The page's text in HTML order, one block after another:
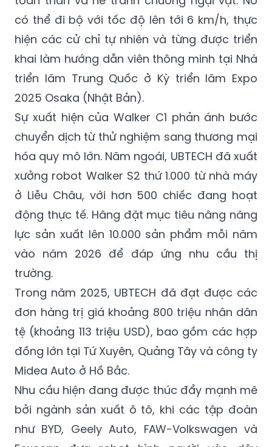
hiện các cử chỉ tự nhiên và từng được triển
khai làm hướng dẫn viên thông minh tại Nhà
triển lãm Trung Quốc ở Kỳ triển lãm Expo
2025 Osaka (Nhật Bản).
Sự xuất hiện của Walker C1 phản ánh bước
chuyển dịch từ thử nghiệm sang thương mại
hóa quy mô lớn. Năm ngoái, UBTECH đã xuất
xưởng robot Walker S2 thứ 1.000 từ nhà máy
ở Liễu Châu, với hơn 500 chiếc đang hoạt
động thực tế. Hãng đặt mục tiêu nâng năng
lực sản xuất lên 10.000 sản phẩm mỗi năm
vào năm 2026 để đáp ứng nhu cầu thị
trường.
Trong năm 2025, UBTECH đã đạt được các
đơn hàng trị giá khoảng 800 triệu nhân dân
tệ (khoảng 113 triệu USD), bao gồm các hợp
đồng lớn tại Tứ Xuyên, Quảng Tây và công ty
Midea Auto ở Hồ Bắc.
Nhu cầu hiện đang được thúc đẩy mạnh mẽ
bởi ngành sản xuất ô tô, khi các tập đoàn
như BYD, Geely Auto, FAW-Volkswagen và
Foxconn đưa robot hình người vào dây
chuyền lắp ráp và kho vận để vận hành liên